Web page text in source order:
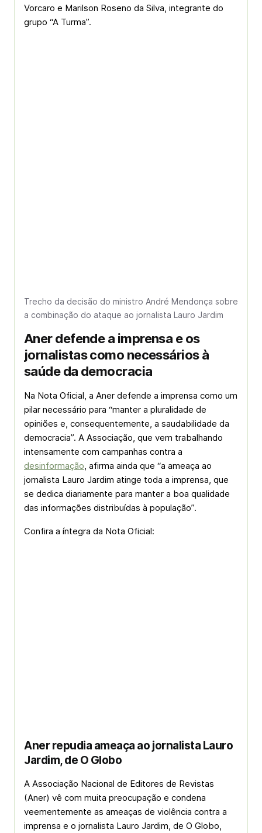
Vorcaro e Marilson Roseno da Silva, integrante do
grupo “A Turma”.
Trecho da decisão do ministro André Mendonça sobre
a combinação do ataque ao jornalista Lauro Jardim
Aner defende a imprensa e os
jornalistas como necessários à
saúde da democracia
Na Nota Oficial, a Aner defende a imprensa como um
pilar necessário para “manter a pluralidade de
opiniões e, consequentemente, a saudabilidade da
democracia”. A Associação, que vem trabalhando
intensamente com campanhas contra a
desinformação, afirma ainda que “a ameaça ao
jornalista Lauro Jardim atinge toda a imprensa, que
se dedica diariamente para manter a boa qualidade
das informações distribuídas à população”.
Confira a íntegra da Nota Oficial:
Aner repudia ameaça ao jornalista Lauro
Jardim, de O Globo
A Associação Nacional de Editores de Revistas
(Aner) vê com muita preocupação e condena
veementemente as ameaças de violência contra a
imprensa e o jornalista Lauro Jardim, de O Globo,